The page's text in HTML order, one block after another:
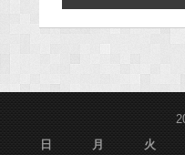
日
月 火